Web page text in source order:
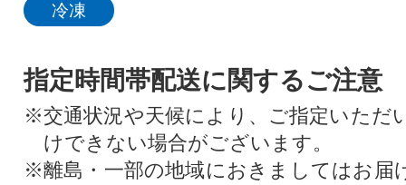
冷凍
指定時間帯配送に関するご注意
※交通状況や天候により、ご指定いただ
けできない場合がございます。
※離島・一部の地域におきましてはお届